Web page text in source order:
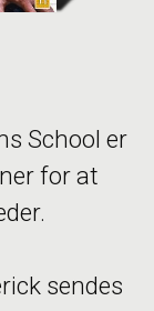
School er
for at
sendes